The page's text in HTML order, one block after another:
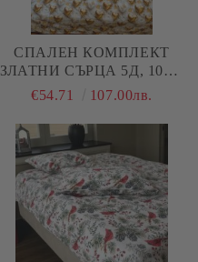
СПАЛЕН КОМПЛЕКТ
ЗЛАТНИ СЪРЦА 5Д, 100%
ПАМУК/ 5Д, РАНФОРС, 4
€54.71 107.00лв.